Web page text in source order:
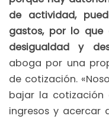
de actividad,
gastos, por lo que
desigualdad y
aboga por una
de cotización.
bajar la
ingresos y acercar